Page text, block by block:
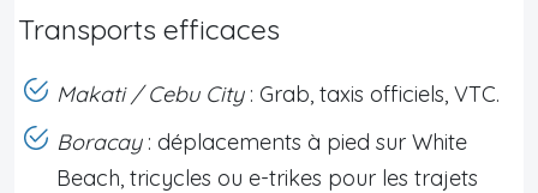
Transports efficaces
Makati / Cebu City: Grab, taxis officiels, VTC.
Boracay: déplacements à pied sur White
Beach, tricycles ou e-trikes pour les trajets